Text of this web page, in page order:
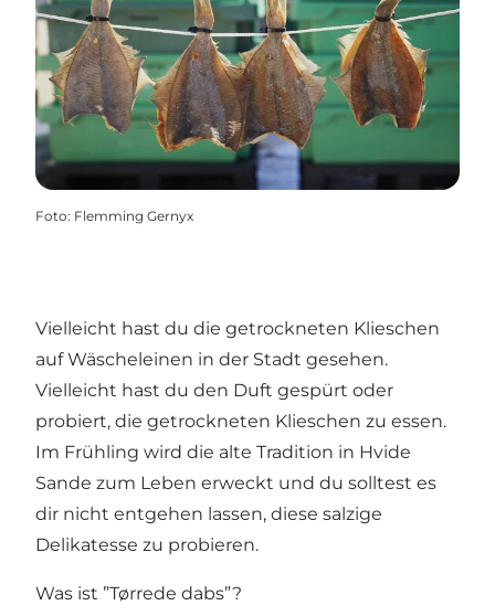
Foto: Flemming Gernyx
Vielleicht hast du die getrockneten Klieschen
auf Wäscheleinen in der Stadt gesehen.
Vielleicht hast du den Duft gespürt oder
probiert, die getrockneten Klieschen zu essen.
Im Frühling wird die alte Tradition in Hvide
Sande zum Leben erweckt und du solltest es
dir nicht entgehen lassen, diese salzige
Delikatesse zu probieren.
Was ist ”Tørrede dabs”?